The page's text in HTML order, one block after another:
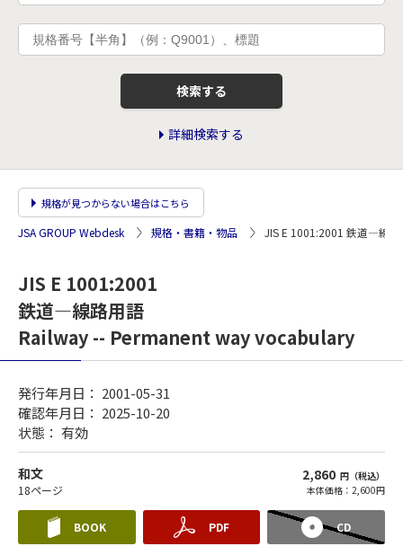
検索する
詳細検索する
JSA GROUP Webdesk 規格・書籍・物品 JIS E 1001:2001 鉄道―線路
規格が見つからない場合はこちら
JIS E 1001:2001
鉄道―線路用語
Railway -- Permanent way vocabulary
発行年月日： 2001-05-31
確認年月日： 2025-10-20
状態： 有効
和文
18ページ
2,860 円（税込）
本体価格：2,600円
BOOK PDF CD